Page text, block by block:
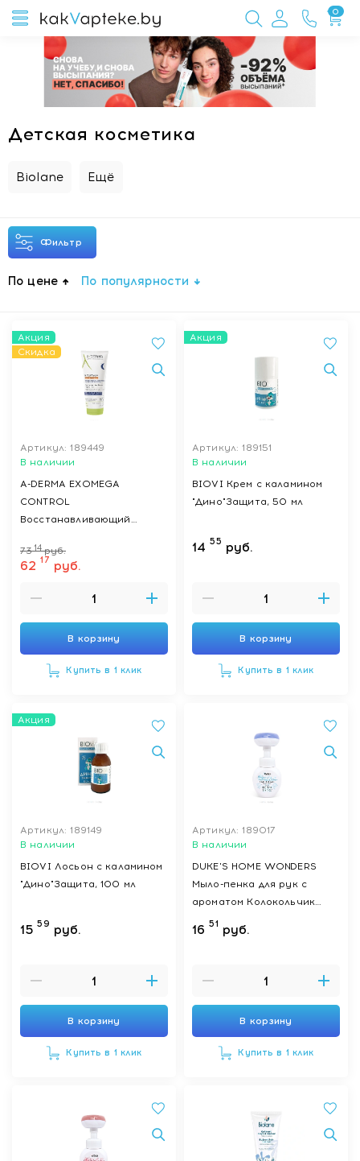
0
Детская косметика
Biolane Ещё
Фильтр
По цене По популярности
Акция
Скидка
Артикул: 189449
В наличии
A-DERMA EXOMEGA
CONTROL
Восстанавливающий
эмолент 200 мл
7314 руб.
62 17 руб.
В корзину
Купить в 1 клик
Акция
Артикул: 189151
В наличии
BIOVI Крем с каламином
"Дино"Защита, 50 мл
14 55 руб.
В корзину
Купить в 1 клик
Акция
Артикул: 189149
В наличии
BIOVI Лосьон с каламином
"Дино"Защита, 100 мл
15 59 руб.
В корзину
Купить в 1 клик
Артикул: 189017
В наличии
DUKE'S HOME WONDERS
Мыло-пенка для рук с
ароматом Колокольчик
(форма "Лапка"), 300 мл
16 51 руб.
В корзину
Купить в 1 клик